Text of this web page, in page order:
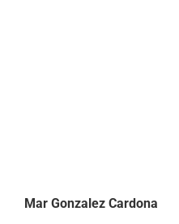
Mar Gonzalez Cardona